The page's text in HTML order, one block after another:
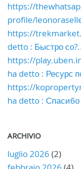
https://
profile/
https://
detto : Быстро
https://
ha detto : Ресурс
https://
ha detto : Спасибо
ARCHIVIO
luglio 2026 (2)